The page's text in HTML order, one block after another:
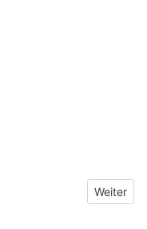
Nächster
Weiter